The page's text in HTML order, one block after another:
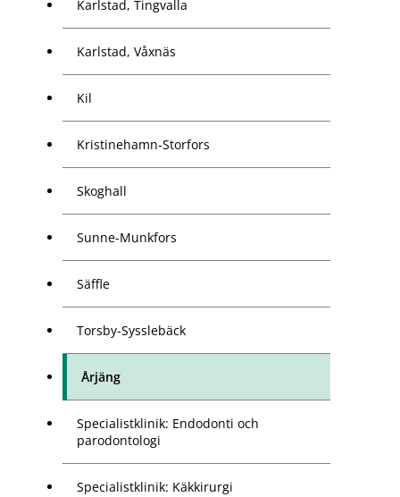
Karlstad, Tingvalla
Karlstad, Våxnäs
Kil
Kristinehamn-Storfors
Skoghall
Sunne-Munkfors
Säffle
Torsby-Sysslebäck
Årjäng
Specialistklinik: Endodonti och
parodontologi
Specialistklinik: Käkkirurgi